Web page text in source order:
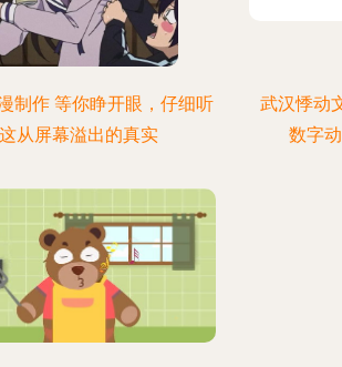
制作 等你睁开眼，仔细听
这从屏幕溢出的真实
武汉悸动
数字